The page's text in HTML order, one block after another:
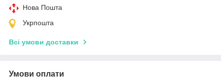
Нова Пошта
Укрпошта
Всі умови доставки
Умови оплати